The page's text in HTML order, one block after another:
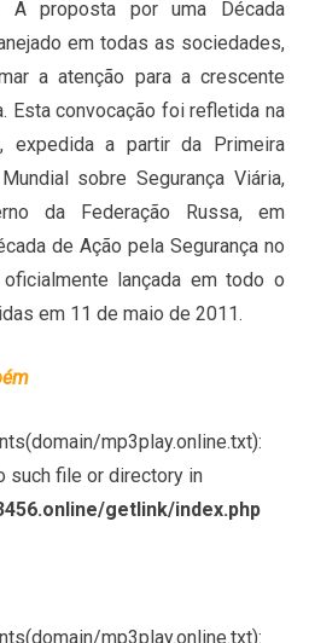
A proposta por uma Década
em todas as sociedades,
a atenção para a crescente
Esta convocação foi refletida na
expedida a partir da Primeira
sobre Segurança Viária,
da Federação Russa, em
de Ação pela Segurança no
lançada em todo o
em 11 de maio de 2011.
mp3play.online.txt):
such file or directory in
getlink/index.php
mp3play.online.txt):